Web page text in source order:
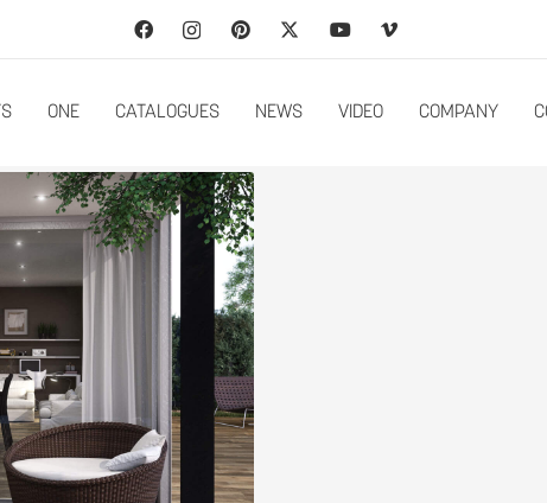
ONE CATALOGUES NEWS VIDEO COMPANY